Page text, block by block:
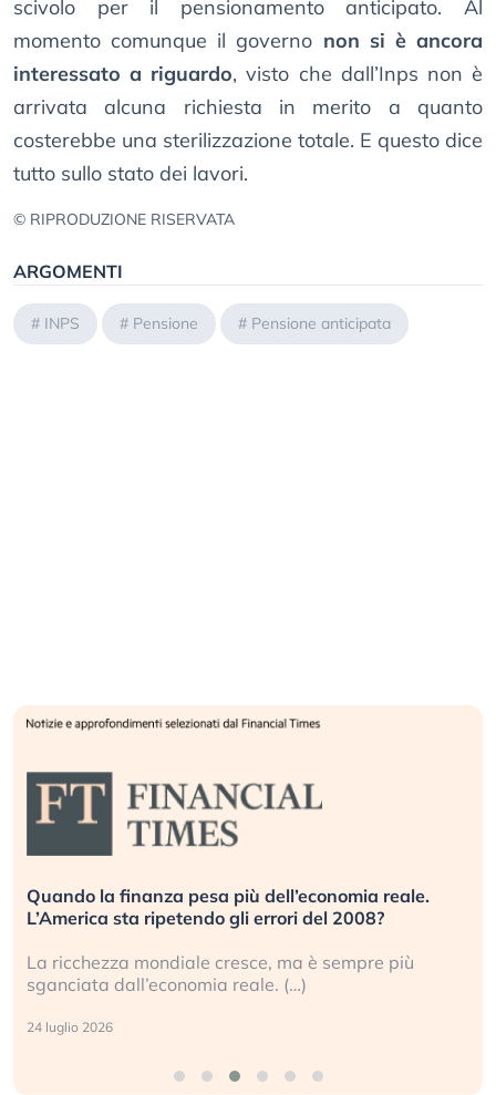
scivolo per il pensionamento anticipato. Al
momento comunque il governo non si è ancora
interessato a riguardo, visto che dall’Inps non è
arrivata alcuna richiesta in merito a quanto
costerebbe una sterilizzazione totale. E questo dice
tutto sullo stato dei lavori.
© RIPRODUZIONE RISERVATA
ARGOMENTI
# INPS # Pensione # Pensione anticipata
Quando la finanza pesa più dell’economia reale.
L’America sta ripetendo gli errori del 2008?
La ricchezza mondiale cresce, ma è sempre più
sganciata dall’economia reale. (…)
24 luglio 2026